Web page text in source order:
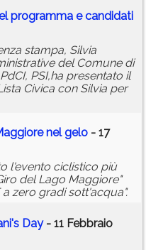
programma e candidati
stampa, Silvia
del Comune di
PSI,ha presentato il
Civica con Silvia per
nel gelo - 17
l'evento ciclistico più
del Lago Maggiore"
a zero gradi sott'acqua".
Day- 11 Febbraio